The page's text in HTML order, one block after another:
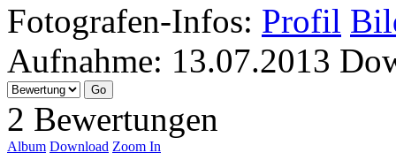
Fotografen-Infos: Profil
Aufnahme: 13.07.2013
2 Bewertungen
Album Download Zoom In